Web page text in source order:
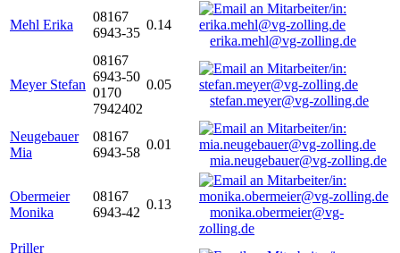
Mehl Erika
08167
6943-35
0.14
erika.mehl@vg-zolling.de
Meyer Stefan
08167
6943-50
0170
7942402
0.05
stefan.meyer@vg-zolling.de
Neugebauer
Mia
08167
6943-58
0.01
mia.neugebauer@vg-zolling.de
Obermeier
Monika
08167
6943-42
0.13
monika.obermeier@vg-
zolling.de
Priller